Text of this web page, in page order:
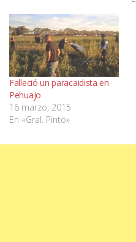
Falleció un paracaidista en
Pehuajo
16 marzo, 2015
En «Gral. Pinto»